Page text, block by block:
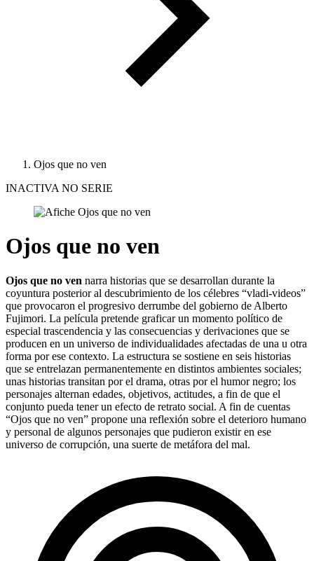
Ojos que no ven
INACTIVA NO SERIE
Ojos que no ven
Ojos que no ven narra historias que se desarrollan durante la
coyuntura posterior al descubrimiento de los célebres “vladi-videos”
que provocaron el progresivo derrumbe del gobierno de Alberto
Fujimori. La película pretende graficar un momento político de
especial trascendencia y las consecuencias y derivaciones que se
producen en un universo de individualidades afectadas de una u otra
forma por ese contexto. La estructura se sostiene en seis historias
que se entrelazan permanentemente en distintos ambientes sociales;
unas historias transitan por el drama, otras por el humor negro; los
personajes alternan edades, objetivos, actitudes, a fin de que el
conjunto pueda tener un efecto de retrato social. A fin de cuentas
“Ojos que no ven” propone una reflexión sobre el deterioro humano
y personal de algunos personajes que pudieron existir en ese
universo de corrupción, una suerte de metáfora del mal.